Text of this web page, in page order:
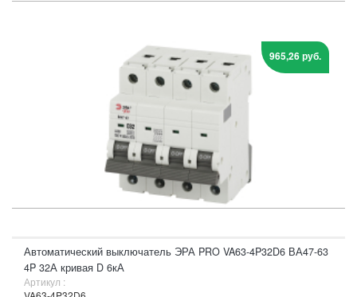
965,26 руб.
Автоматический выключатель ЭРА PRO VA63-4P32D6 ВА47-63
4P 32А кривая D 6кА
Артикул :